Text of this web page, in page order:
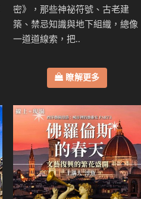
密》，那些神祕符號、古老建
築、禁忌知識與地下組織，總像
一道道線索，把..
瞭解更多